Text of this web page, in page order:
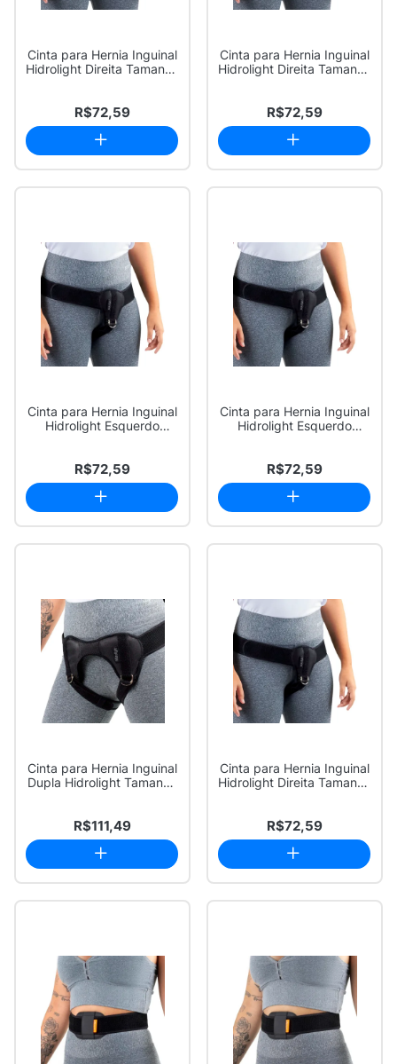
Cinta para Hernia Inguinal
Hidrolight Direita Tamanho
R$72,59
Cinta para Hernia Inguinal
Hidrolight Direita Tamanho
R$72,59
Cinta para Hernia Inguinal
Hidrolight Esquerdo
R$72,59
Cinta para Hernia Inguinal
Hidrolight Esquerdo
R$72,59
Cinta para Hernia Inguinal
Dupla Hidrolight Tamanho
R$111,49
Cinta para Hernia Inguinal
Hidrolight Direita Tamanho
R$72,59